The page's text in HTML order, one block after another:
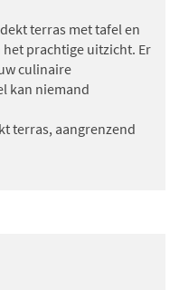
terras met tafel en
prachtige uitzicht. Er
culinaire
kan niemand
terras, aangrenzend